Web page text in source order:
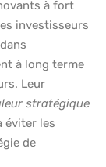
à fort
investisseurs
à long terme
Leur
stratégique
éviter les
de